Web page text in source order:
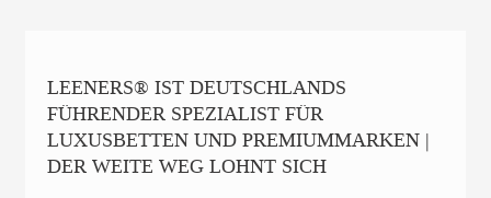
LEENERS® IST DEUTSCHLANDS
FÜHRENDER SPEZIALIST FÜR
LUXUSBETTEN UND PREMIUMMARKEN |
DER WEITE WEG LOHNT SICH